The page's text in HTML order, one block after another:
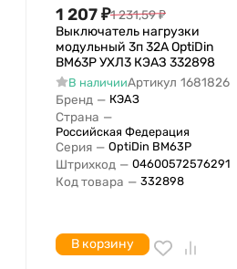
контактов
1 207₽1 231,59₽
Выключатель нагрузки
модульный 3п 32А OptiDin
BM63P УХЛ3 КЭАЗ 332898
В наличииАртикул 1681826
Бренд — КЭАЗ
Страна —
Российская Федерация
Серия — OptiDin BM63P
Штрихкод — 04600572576291
Код товара — 332898
В корзину